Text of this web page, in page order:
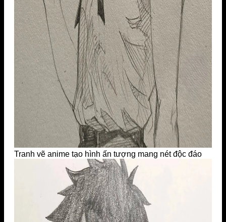
Tranh vẽ anime tạo hình ấn tượng mang nét độc đáo